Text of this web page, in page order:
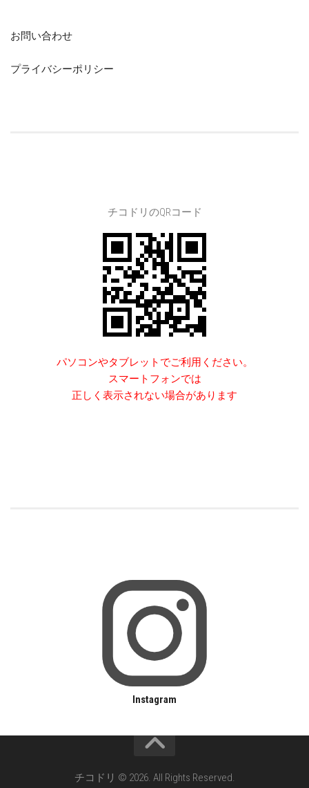
お問い合わせ
プライバシーポリシー
チコドリのQRコード
パソコンやタブレットでご利用ください。
スマートフォンでは
正しく表示されない場合があります
Instagram
チコドリ © 2026. All Rights Reserved.